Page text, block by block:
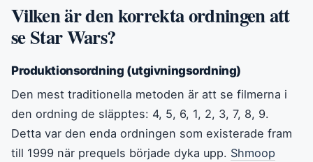
Vilken är den korrekta ordningen att
se Star Wars?
Produktionsordning (utgivningsordning)
Den mest traditionella metoden är att se filmerna i
den ordning de släpptes: 4, 5, 6, 1, 2, 3, 7, 8, 9.
Detta var den enda ordningen som existerade fram
till 1999 när prequels började dyka upp. Shmoop